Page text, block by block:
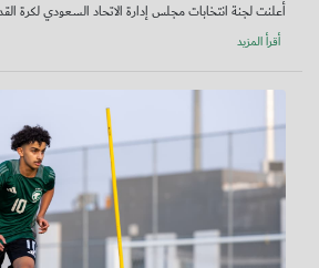
أعلنت لجنة انتخابات مجلس إدارة الاتحاد السعودي لكرة
أقرأ المزيد